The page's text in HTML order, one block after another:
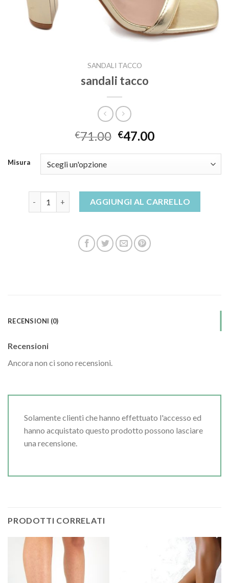
SANDALI TACCO
sandali tacco
€71.00 €47.00
Misura
sandali tacco quantitàAGGIUNGI AL CARRELLO
RECENSIONI (0)
Recensioni
Ancora non ci sono recensioni.
Solamente clienti che hanno effettuato l'accesso ed
hanno acquistato questo prodotto possono lasciare
una recensione.
PRODOTTI CORRELATI